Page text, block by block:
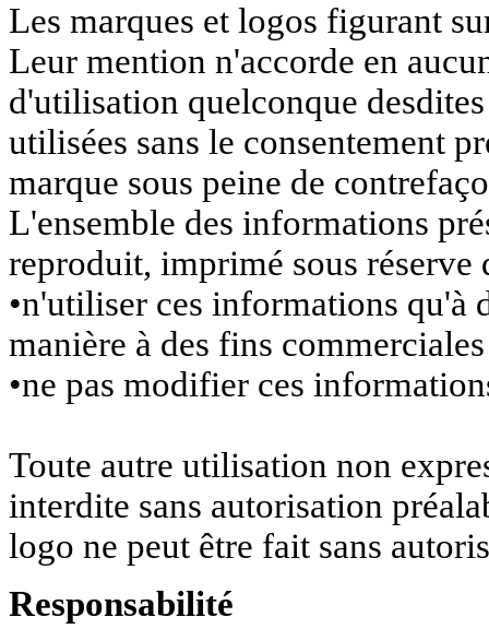
Les marques et logos figurant
Leur mention n'accorde en
d'utilisation quelconque
utilisées sans le consentement
marque sous peine de
L'ensemble des informations
reproduit, imprimé sous réserve
•n'utiliser ces informations qu'à
manière à des fins
•ne pas modifier ces
Toute autre utilisation non
interdite sans autorisation
logo ne peut être fait sans
Responsabilité